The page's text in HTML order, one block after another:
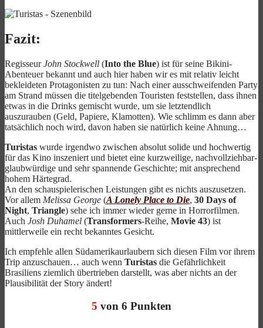
Fazit:
RegisseurJohn Stockwell (Into the Blue) ist für seine Bikini-
Abenteuer bekannt und auch hier haben wir es mit relativ leicht
bekleideten Protagonisten zu tun: Nach einer ausschweifenden Party
am Strand müssen die titelgebenden Touristen feststellen, dass ihnen
etwas in die Drinks gemischt wurde, um sie letztendlich
auszurauben (Geld, Papiere, Klamotten). Wie schlimm es dann aber
tatsächlich noch wird, davon haben sie natürlich keine Ahnung…
Turistas wurde irgendwo zwischen absolut solide und hochwertig
für das Kino inszeniert und bietet eine kurzweilige, nachvollziehbar-
glaubwürdige und sehr spannende Geschichte; mit ansprechend
hohem Härtegrad.
An den schauspielerischen Leistungen gibt es nichts auszusetzen.
Vor allem Melissa George (A Lonely Place to Die, 30 Days of
Night, Triangle) sehe ich immer wieder gerne in Horrorfilmen.
Auch Josh Duhamel (Transformers-Reihe, Movie 43) ist
mittlerweile ein recht bekanntes Gesicht.
Ich empfehle allen Südamerikaurlaubern sich diesen Film vor ihrem
Trip anzuschauen… auch wenn Turistas die Gefährlichkeit
Brasiliens ziemlich übertrieben darstellt, was aber nichts an der
Plausibilität der Story ändert!
5 von 6 Punkten